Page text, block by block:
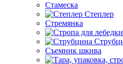
Стамеска
Степлер
Стремянка
Съемник шкива